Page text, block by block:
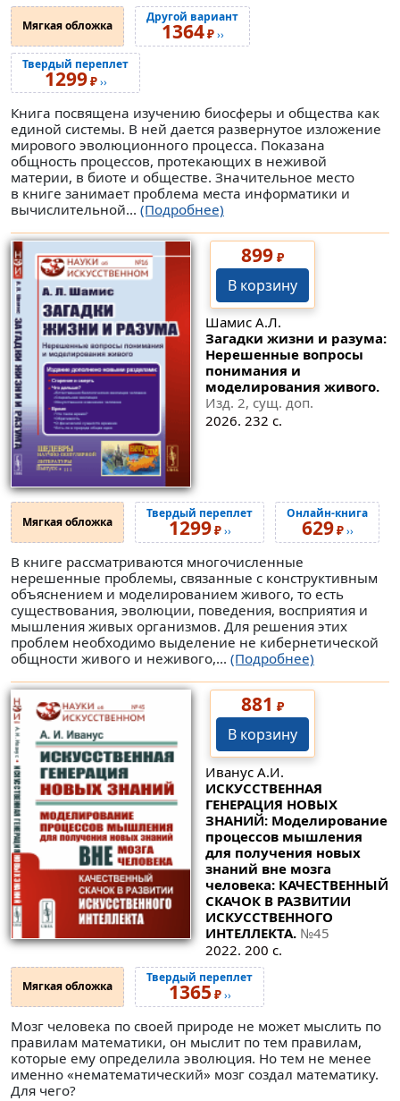
Мягкая обложка
Другой вариант
1364₽››
Твердый переплет
1299₽››
Книга посвящена изучению биосферы и общества как
единой системы. В ней дается развернутое изложение
мирового эволюционного процесса. Показана
общность процессов, протекающих в неживой
материи, в биоте и обществе. Значительное место
в книге занимает проблема места информатики и
вычислительной... (Подробнее)
899₽
В корзину
Шамис А.Л.
Загадки жизни и разума:
Нерешенные вопросы
понимания и
моделирования живого.
Изд. 2, сущ. доп.
2026. 232 с.
Мягкая обложка
Твердый переплет
1299₽››
Онлайн-книга
629₽››
В книге рассматриваются многочисленные
нерешенные проблемы, связанные с конструктивным
объяснением и моделированием живого, то есть
существования, эволюции, поведения, восприятия и
мышления живых организмов. Для решения этих
проблем необходимо выделение не кибернетической
общности живого и неживого,... (Подробнее)
881 ₽
В корзину
Иванус А.И.
ИСКУССТВЕННАЯ
ГЕНЕРАЦИЯ НОВЫХ
ЗНАНИЙ: Моделирование
процессов мышления
для получения новых
знаний вне мозга
человека: КАЧЕСТВЕННЫЙ
СКАЧОК В РАЗВИТИИ
ИСКУССТВЕННОГО
ИНТЕЛЛЕКТА. №45
2022. 200 с.
Мягкая обложка
Твердый переплет
1365 ₽››
Мозг человека по своей природе не может мыслить по
правилам математики, он мыслит по тем правилам,
которые ему определила эволюция. Но тем не менее
именно «нематематический» мозг создал математику.
Для чего?